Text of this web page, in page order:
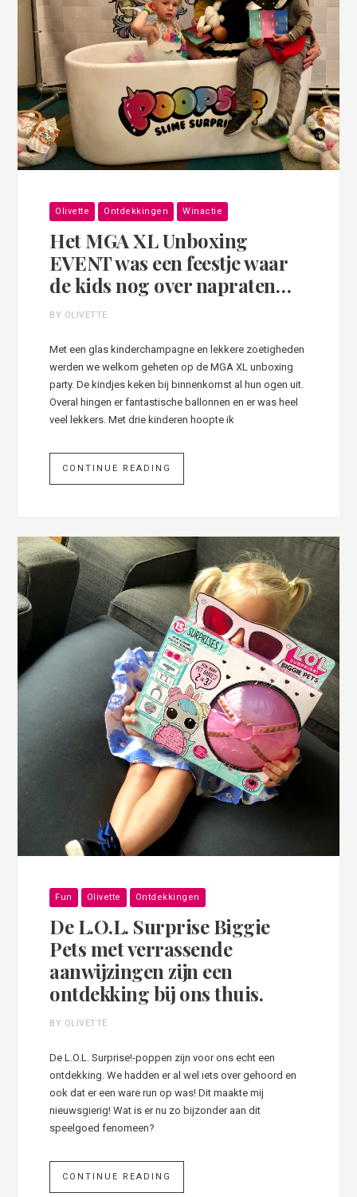
Olivette Ontdekkingen Winactie
Het MGA XL Unboxing
EVENT was een feestje waar
de kids nog over napraten…
BY OLIVETTE
Met een glas kinderchampagne en lekkere zoetigheden
werden we welkom geheten op de MGA XL unboxing
party. De kindjes keken bij binnenkomst al hun ogen uit.
Overal hingen er fantastische ballonnen en er was heel
veel lekkers. Met drie kinderen hoopte ik
CONTINUE READING
Fun Olivette Ontdekkingen
De L.O.L. Surprise Biggie
Pets met verrassende
aanwijzingen zijn een
ontdekking bij ons thuis.
BY OLIVETTE
De L.O.L. Surprise!-poppen zijn voor ons echt een
ontdekking. We hadden er al wel iets over gehoord en
ook dat er een ware run op was! Dit maakte mij
nieuwsgierig! Wat is er nu zo bijzonder aan dit
speelgoed fenomeen?
CONTINUE READING